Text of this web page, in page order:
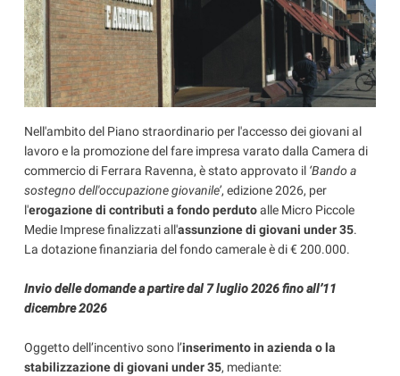
Nell'ambito del Piano straordinario per l'accesso dei giovani al
lavoro e la promozione del fare impresa varato dalla Camera di
commercio di Ferrara Ravenna, è stato approvato il ‘Bando a
sostegno dell'occupazione giovanile’, edizione 2026, per
l'erogazione di contributi a fondo perdutoalle Micro Piccole
Medie Imprese finalizzati all'assunzione di giovani under 35.
La dotazione finanziaria del fondo camerale è di € 200.000.
Invio delle domande a partire dal 7 luglio 2026 fino all’11
dicembre 2026
Oggetto dell’incentivo sono l’inserimento in azienda o la
stabilizzazione di giovani under 35, mediante: